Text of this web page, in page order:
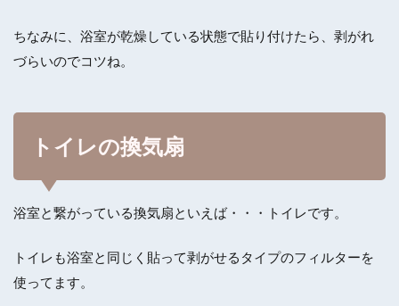
ちなみに、浴室が乾燥している状態で貼り付けたら、剥がれ
づらいのでコツね。
トイレの換気扇
浴室と繋がっている換気扇といえば・・・トイレです。
トイレも浴室と同じく貼って剥がせるタイプのフィルターを
使ってます。